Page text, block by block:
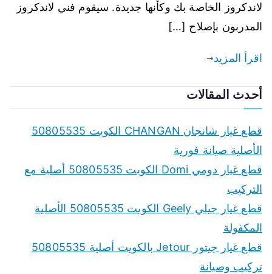
لاندكروز الخاصة بك وكأنها جديدة. سيقوم فني لاندكروز
المدربون بإصلاح […]
اقرأ المزيد
أحدث المقالات
قطع غيار شانجان CHANGAN الكويت 50805535
الأصلية صيانة فورية
قطع غيار دومي Domi الكويت 50805535 أصلية مع
التركيب
قطع غيار جيلي Geely الكويت 50805535 الأصلية
المكفولة
قطع غيار جيتور Jetour بالكويت أصلية 50805535
تركيب وصيانة